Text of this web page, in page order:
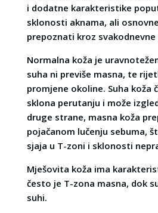
i dodatne karakteristike
sklonosti aknama, ali
prepoznati kroz
Normalna koža je
suha ni previše masna, te
promjene okoline. Suha koža
sklona perutanju i može
druge strane, masna koža
pojačanom lučenju sebuma,
sjaja u T-zoni i sklonosti
Mješovita koža ima
često je T-zona masna, dok
suhi.